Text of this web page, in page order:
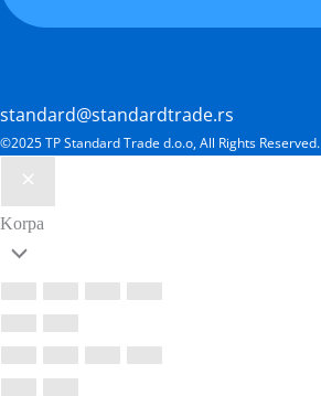
standard@standardtrade.rs
©2025 TP Standard Trade d.o.o, All Rights Reserved.
Korpa
Scroll
to
Top